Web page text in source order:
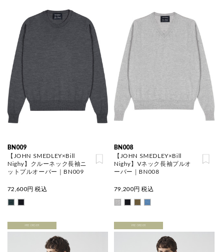
BN009
【JOHN SMEDLEY×Bill
Nighy】クルーネック長袖ニ
ットプルオーバー｜BN009
72,600円 税込
BN008
【JOHN SMEDLEY×Bill
Nighy】Vネック長袖プルオ
ーバー｜BN008
79,200円 税込
PRE ORDER PRE ORDER